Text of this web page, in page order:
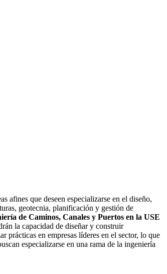
afines que deseen especializarse en el diseño,
geotecnia, planificación y gestión de
de Caminos, Canales y Puertos en la USE
la capacidad de diseñar y construir
prácticas en empresas líderes en el sector, lo que
especializarse en una rama de la ingeniería